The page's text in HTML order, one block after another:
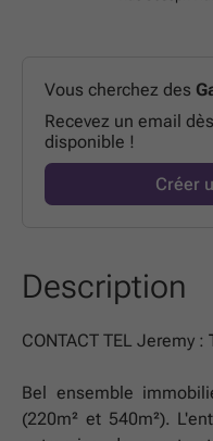
Vous cherchez des
Recevez un email
disponible !
Créer
Description
CONTACT TEL Jeremy :
Bel ensemble
(220m² et 540m²).